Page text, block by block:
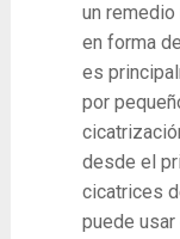
un
en forma
es
por
desde el
cicatrices
puede